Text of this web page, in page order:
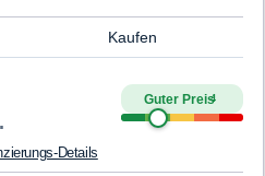
Kaufen
Guter Preis4
Details